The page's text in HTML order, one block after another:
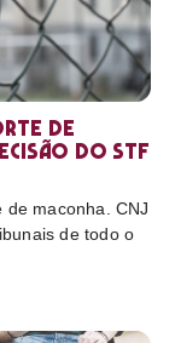
de
do STF
maconha. CNJ
de todo o